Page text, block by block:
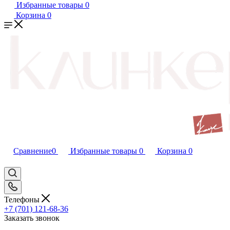
Избранные товары 0
Корзина 0
Сравнение0 Избранные товары 0 Корзина 0
Телефоны
+7 (701) 121-68-36
Заказать звонок